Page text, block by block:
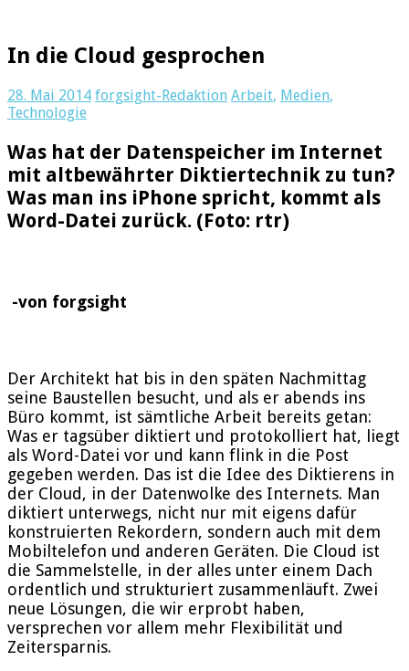
In die Cloud gesprochen
28. Mai 2014 forgsight-Redaktion Arbeit, Medien,
Technologie
Was hat der Datenspeicher im Internet
mit altbewährter Diktiertechnik zu tun?
Was man ins iPhone spricht, kommt als
Word-Datei zurück. (Foto: rtr)
-von forgsight
Der Architekt hat bis in den späten Nachmittag
seine Baustellen besucht, und als er abends ins
Büro kommt, ist sämtliche Arbeit bereits getan:
Was er tagsüber diktiert und protokolliert hat, liegt
als Word-Datei vor und kann flink in die Post
gegeben werden. Das ist die Idee des Diktierens in
der Cloud, in der Datenwolke des Internets. Man
diktiert unterwegs, nicht nur mit eigens dafür
konstruierten Rekordern, sondern auch mit dem
Mobiltelefon und anderen Geräten. Die Cloud ist
die Sammelstelle, in der alles unter einem Dach
ordentlich und strukturiert zusammenläuft. Zwei
neue Lösungen, die wir erprobt haben,
versprechen vor allem mehr Flexibilität und
Zeitersparnis.